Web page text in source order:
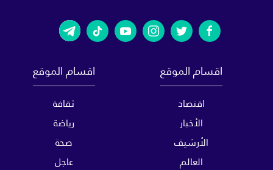
اقسام الموقع
اقتصاد
الأخبار
الأرشيف
العالم
اقسام الموقع
ثقافة
رياضة
صحة
عاجل